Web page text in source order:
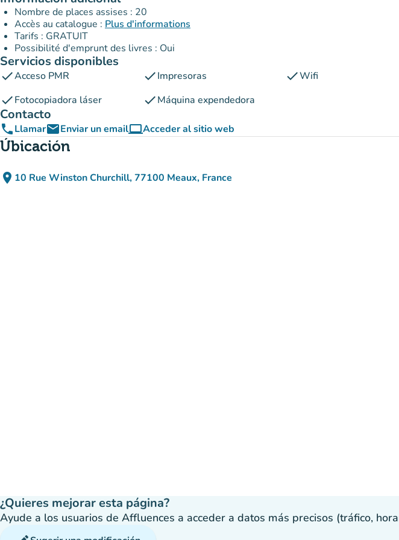
Nombre de places assises : 20
Accès au catalogue : Plus d'informations
Tarifs : GRATUIT
Possibilité d'emprunt des livres : Oui
Servicios disponibles
checkAcceso PMR checkImpresoras checkWifi
checkFotocopiadora láser checkMáquina expendedora
Contacto
phoneLlamaremailEnviar un emailcomputerAcceder al sitio web
(nueva pestaña)
Úbicación
place 10 Rue Winston Churchill, 77100 Meaux, France
(abrir en Google Maps)
(nueva pestaña)
¿Quieres mejorar esta página?
Ayude a los usuarios de Affluences a acceder a datos más precisos (tráfico,